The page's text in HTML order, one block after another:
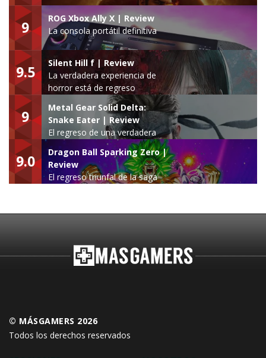
9
ROG Xbox Ally X | Review
La consola portátil definitiva
9.5
Silent Hill f | Review
La verdadera experiencia de
horror está de regreso
9
Metal Gear Solid Delta:
Snake Eater | Review
El regreso de una verdadera
leyenda
9.0
Dragon Ball Sparking Zero |
Review
El regreso triunfal de la saga
© MÁSGAMERS 2026
Todos los derechos reservados